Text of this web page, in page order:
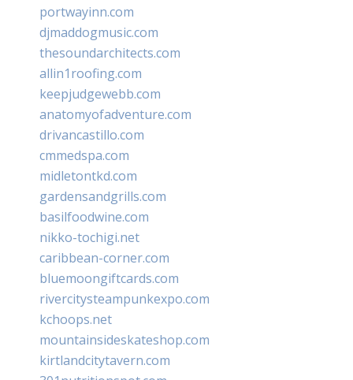
portwayinn.com
djmaddogmusic.com
thesoundarchitects.com
allin1roofing.com
keepjudgewebb.com
anatomyofadventure.com
drivancastillo.com
cmmedspa.com
midletontkd.com
gardensandgrills.com
basilfoodwine.com
nikko-tochigi.net
caribbean-corner.com
bluemoongiftcards.com
rivercitysteampunkexpo.com
kchoops.net
mountainsideskateshop.com
kirtlandcitytavern.com